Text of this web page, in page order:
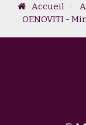
Accueil
OENOVITI -